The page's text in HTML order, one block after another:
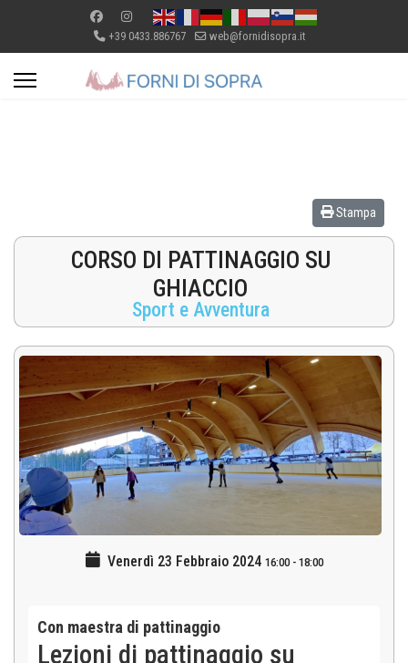
+39 0433.886767 web@fornidisopra.it
Stampa
CORSO DI PATTINAGGIO SU
GHIACCIO
Sport e Avventura
Venerdì 23 Febbraio 2024 16:00- 18:00
Con maestra di pattinaggio
Lezioni di pattinaggio su